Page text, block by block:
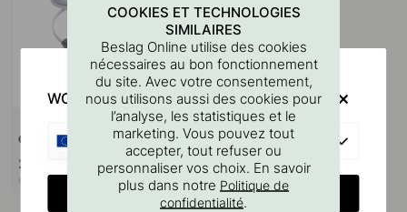
Capteur IR-1 - Noir
29.90 €
En stock
COOKIES ET TECHNOLOGIES
SIMILAIRES
Beslag Online utilise des cookies
nécessaires au bon fonctionnement
du site. Avec votre consentement,
nous utilisons aussi des cookies pour
l’analyse, les statistiques et le
marketing. Vous pouvez tout
accepter, tout refuser ou
personnaliser vos choix. En savoir
plus dans notre Politique de
confidentialité.
WOULD YOU RATHER VISIT?
CHANGE COUNTRY